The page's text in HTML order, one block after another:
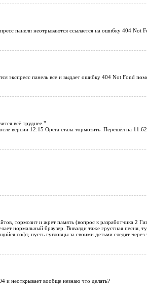
панели неотрываются ссылается на ошибку 404 Not
экспресс панель все и выдает ошибку 404 Not Fond
всё труднее."
версии 12.15 Opera стала тормозить. Перешёл на
тормозит и жрет память (вопрос к разработчика 2
нормальный браузер. Вивалди таже грустная песня,
софт, пусть гугловцы за своими детьми следят через
и неоткрывает вообще незнаю что делать?